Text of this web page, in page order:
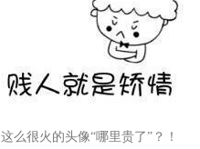
这么很火的头像“哪里贵了”？！